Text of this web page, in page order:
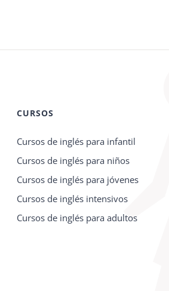
CURSOS
Cursos de inglés para infantil
Cursos de inglés para niños
Cursos de inglés para jóvenes
Cursos de inglés intensivos
Cursos de inglés para adultos